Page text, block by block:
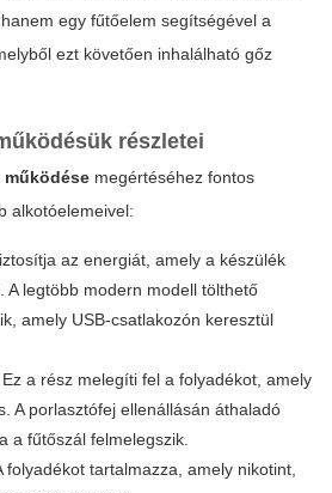
egy fűtőelem segítségével a
ezt követően inhalálható gőz
részletei
megértéséhez fontos
alkotóelemeivel:
az energiát, amely a készülék
A legtöbb modern modell tölthető
amely USB-csatlakozón keresztül
Ez a rész melegíti fel a folyadékot, amely
A porlasztófej ellenállásán áthaladó
a fűtőszál felmelegszik.
folyadékot tartalmazza, amely nikotint,